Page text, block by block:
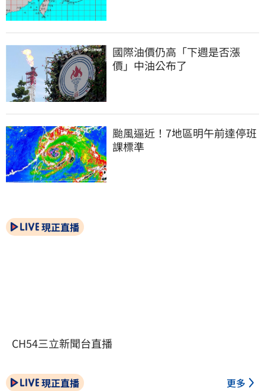
國際油價仍高「下週是否漲
價」中油公布了
颱風逼近！7地區明午前達停班
課標準
現正直播
CH54三立新聞台直播
現正直播 更多